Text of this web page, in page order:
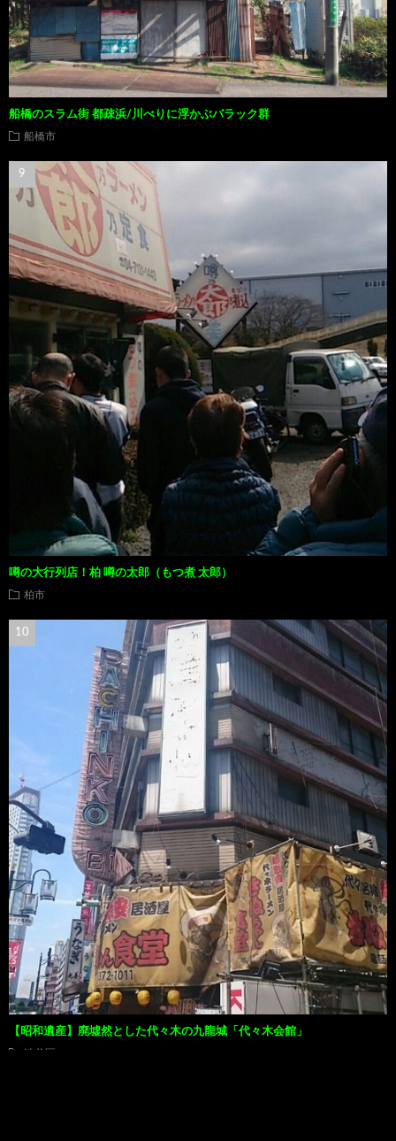
船橋のスラム街 都疎浜/川べりに浮かぶバラック群
船橋市
噂の大行列店！柏 噂の太郎（もつ煮 太郎）
柏市
【昭和遺産】廃墟然とした代々木の九龍城「代々木会館」
渋谷区